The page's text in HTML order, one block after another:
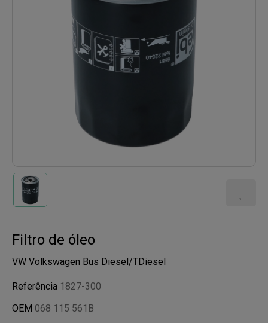
Filtro de óleo
VW Volkswagen Bus Diesel/TDiesel
Referência 1827-300
OEM 068 115 561B